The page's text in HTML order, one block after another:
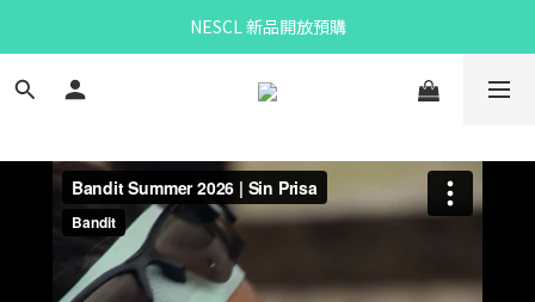
Bandit Summer
NESCL 新品開放預購
eou預購